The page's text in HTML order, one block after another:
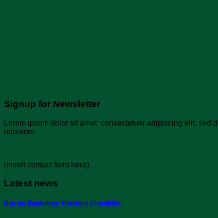
Signup for Newsletter
Lorem ipsum dolor sit amet, consectetuer adipiscing elit, sed
nonumm.
(insert contact form here)
Latest news
Neu im Bookshop: Keertana Chandrika